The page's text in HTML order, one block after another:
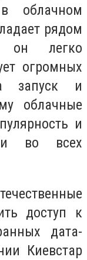
облачном
рядом
он легко
огромных
запуск и
облачные
и
во всех
доступ к
дата-
Киевстар